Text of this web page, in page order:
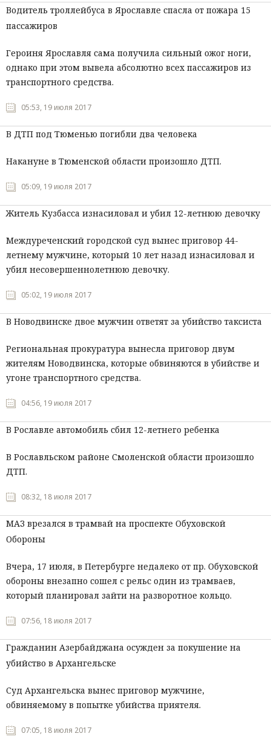
Водитель троллейбуса в Ярославле спасла от пожара 15
пассажиров
Героиня Ярославля сама получила сильный ожог ноги,
однако при этом вывела абсолютно всех пассажиров из
транспортного средства.
05:53, 19 июля 2017
В ДТП под Тюменью погибли два человека
Накануне в Тюменской области произошло ДТП.
05:09, 19 июля 2017
Житель Кузбасса изнасиловал и убил 12-летнюю девочку
Междуреченский городской суд вынес приговор 44-
летнему мужчине, который 10 лет назад изнасиловал и
убил несовершеннолетнюю девочку.
05:02, 19 июля 2017
В Новодвинске двое мужчин ответят за убийство таксиста
Региональная прокуратура вынесла приговор двум
жителям Новодвинска, которые обвиняются в убийстве и
угоне транспортного средства.
04:56, 19 июля 2017
В Рославле автомобиль сбил 12-летнего ребенка
В Рославльском районе Смоленской области произошло
ДТП.
08:32, 18 июля 2017
МАЗ врезался в трамвай на проспекте Обуховской
Обороны
Вчера, 17 июля, в Петербурге недалеко от пр. Обуховской
обороны внезапно сошел с рельс один из трамваев,
который планировал зайти на разворотное кольцо.
07:56, 18 июля 2017
Гражданин Азербайджана осужден за покушение на
убийство в Архангельске
Суд Архангельска вынес приговор мужчине,
обвиняемому в попытке убийства приятеля.
07:05, 18 июля 2017